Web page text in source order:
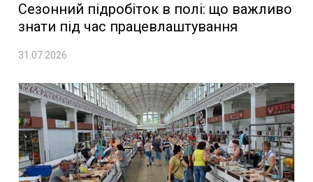
Сезонний підробіток в полі: що важливо
знати під час працевлаштування
31.07.2026